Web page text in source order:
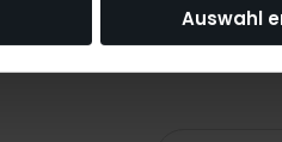
Auswahl